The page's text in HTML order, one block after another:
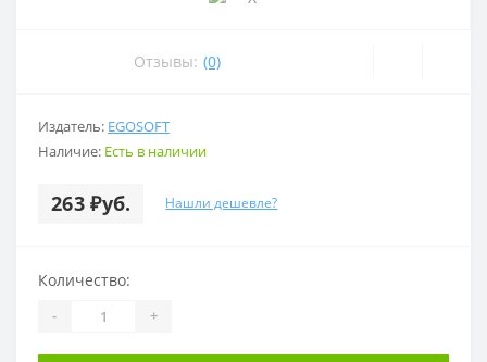
Отзывы: (0)
Издатель: EGOSOFT
Наличие: Есть в наличии
263 ₽уб. Нашли дешевле?
Количество:
- +